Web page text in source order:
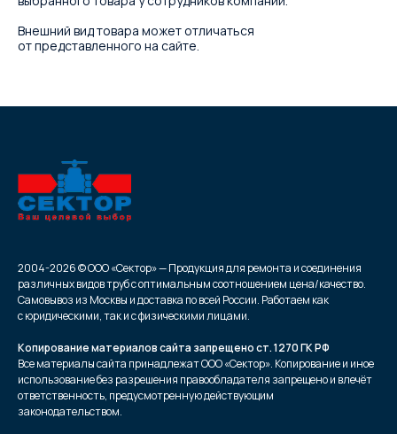
Внешний вид товара может отличаться
от представленного на сайте.
2004-2026 © ООО «Сектор» — Продукция для ремонта и соединения
различных видов труб с оптимальным соотношением цена/качество.
Самовывоз из Москвы и доставка по всей России. Работаем как
с юридическими, так и с физическими лицами.
Копирование материалов сайта запрещено ст. 1270 ГК РФ
Все материалы сайта принадлежат ООО «Сектор». Копирование и иное
использование без разрешения правообладателя запрещено и влечёт
ответственность, предусмотренную действующим
законодательством.